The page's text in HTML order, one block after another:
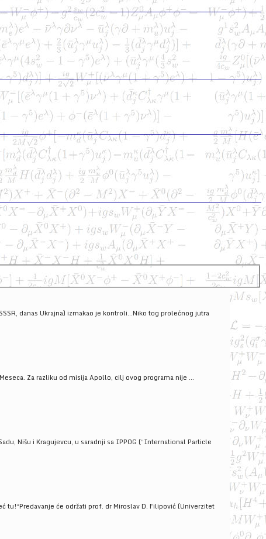
danas Ukrajna) izmakao je kontroli...Niko tog prolećnog jutra
Za razliku od misija Apollo, cilj ovog programa nije ...
Nišu i Kragujevcu, u saradnji sa IPPOG (“International Particle
tu!“Predavanje će održati prof. dr Miroslav D. Filipović (Univerzitet